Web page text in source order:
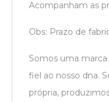
Acompanham as
Obs: Prazo de
Somos uma
fiel ao nosso dna.
própria,